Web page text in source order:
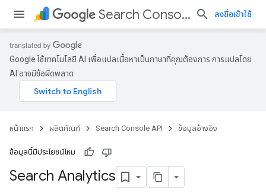
Search Console API ลงชื่อเข้าใช้
Google ใช้เทคโนโลยี AI เพื่อแปลเนื้อหาเป็นภาษาที่คุณต้องการ การแปลโดย
AI อาจมีข้อผิดพลาด
หน้าแรก ผลิตภัณฑ์ Search Console API ข้อมูลอ้างอิง
ข้อมูลนี้มีประโยชน์ไหม
Search Analytics